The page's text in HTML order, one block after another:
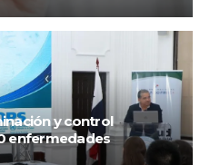
y control
enfermedades